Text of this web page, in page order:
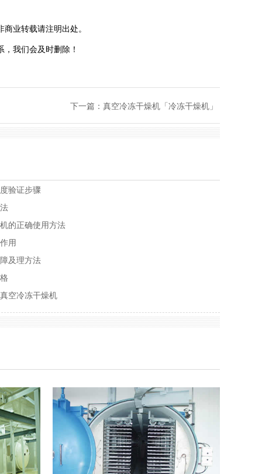
业转载请注明出处。
我们会及时删除！
下一篇： 真空冷冻干燥机「冷冻干燥机」
验证步骤
的正确使用方法
用
及理方法
空冷冻干燥机